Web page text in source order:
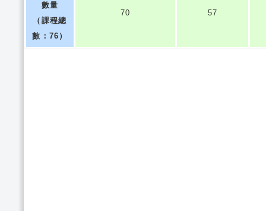
數量
（課程總
數：76）
70 57